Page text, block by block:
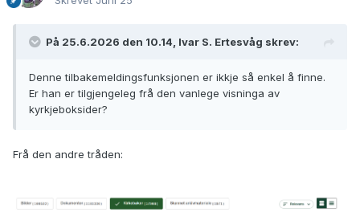
På 25.6.2026 den 10.14, Ivar S. Ertesvåg skrev:
Denne tilbakemeldingsfunksjonen er ikkje så enkel å finne.
Er han er tilgjengeleg frå den vanlege visninga av
kyrkjeboksider?
Frå den andre tråden: